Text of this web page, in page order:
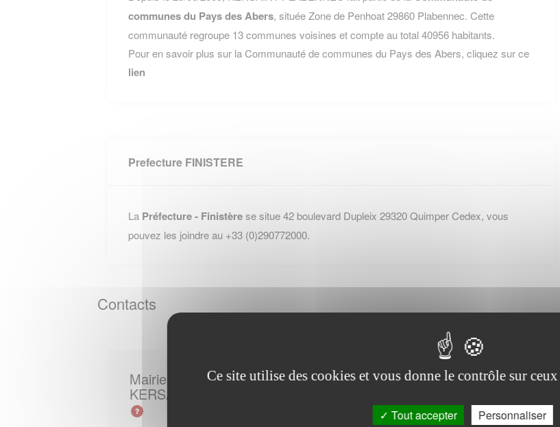
communes du Pays des Abers, située Zone de Penhoat 29860 Plabennec. Cette
communauté regroupe 13 communes voisines et compte au total 40956 habitants.
Pour en savoir plus sur la Communauté de communes du Pays des Abers, cliquez sur ce
lien
Prefecture FINISTERE
La Préfecture - Finistèrese situe 42 boulevard Dupleix 29320 Quimper Cedex, vous
pouvez les joindre au +33 (0)290772000.
Contacts
Mairie de
KERSAINT PLABENNEC
Office de tourisme de
Ce site utilise des cookies et vous donne le contrôle sur
Tout accepter Personnaliser